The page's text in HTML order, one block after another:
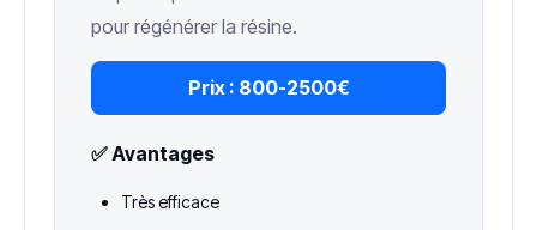
pour régénérer la résine.
Prix : 800-2500€
✅ Avantages
Très efficace